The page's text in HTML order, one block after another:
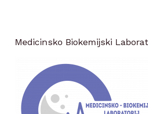
Medicinsko Biokemijski